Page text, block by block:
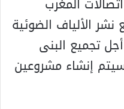
الألياف الضوئية
تجميع البنى
سيتم إنشاء مشروعين